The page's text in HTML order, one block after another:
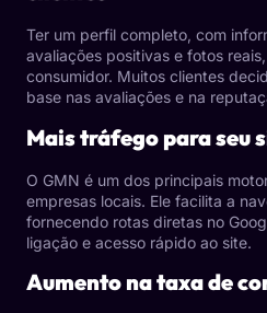
Ter um perfil completo, com
avaliações positivas e fotos
consumidor. Muitos clientes
base nas avaliações e na
Mais tráfego para seu
O GMN é um dos principais
empresas locais. Ele facilita a
fornecendo rotas diretas no
ligação e acesso rápido ao site.
Aumento na taxa de